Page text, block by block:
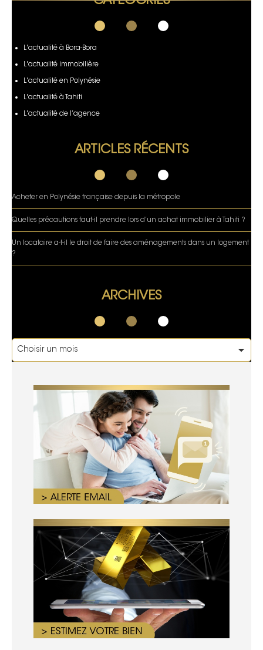
L'actualité à Bora-Bora
L'actualité immobilière
L'actualité en Polynésie
L'actualité à Tahiti
L'actualité de l’agence
ARTICLES RÉCENTS
Acheter en Polynésie française depuis la métropole
Quelles précautions faut-il prendre lors d’un achat immobilier à Tahiti ?
Un locataire a-t-il le droit de faire des aménagements dans un logement
?
ARCHIVES